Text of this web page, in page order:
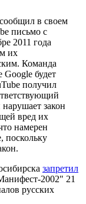
в своем
письмо с
2011 года
их
Команда
Google будет
получил
закон
вред их
намерен
поскольку
запретил
2002" 21
русских